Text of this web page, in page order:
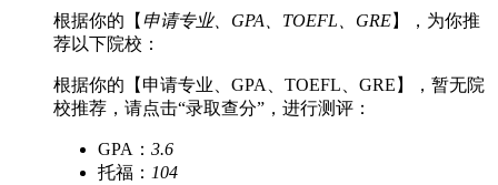
根据你的【 申请专业、GPA、TOEFL、GRE】，为你推
荐以下院校：
根据你的【申请专业、GPA、TOEFL、GRE】，暂无院
校推荐，请点击“录取查分”，进行测评：
GPA： 3.6
托福： 104